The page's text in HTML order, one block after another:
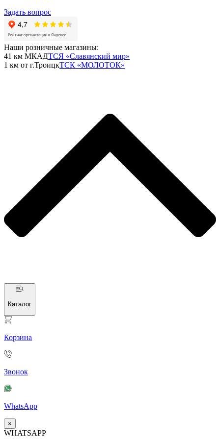
Задать вопрос
Наши розничные магазины:
41 км МКАДТСЯ «Славянский мир»
1 км от г.ТроицкТСК «МОЛОТОК»
Каталог
Корзина
Звонок
WhatsApp
×
WHATSAPP